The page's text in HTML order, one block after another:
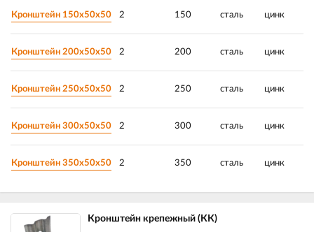
Кронштейн 150х50х50 2 150 сталь цинк
Кронштейн 200х50х50 2 200 сталь цинк
Кронштейн 250х50х50 2 250 сталь цинк
Кронштейн 300х50х50 2 300 сталь цинк
Кронштейн 350х50х50 2 350 сталь цинк
Кронштейн крепежный (КК)